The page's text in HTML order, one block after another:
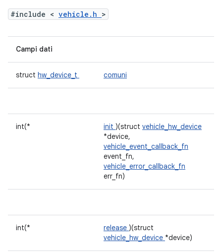
#include < vehicle.h >
Campi dati
struct hw_device_t comuni
int(* init )(struct vehicle_hw_device
*device,
vehicle_event_callback_fn
event_fn,
vehicle_error_callback_fn
err_fn)
int(* release )(struct
vehicle_hw_device *device)